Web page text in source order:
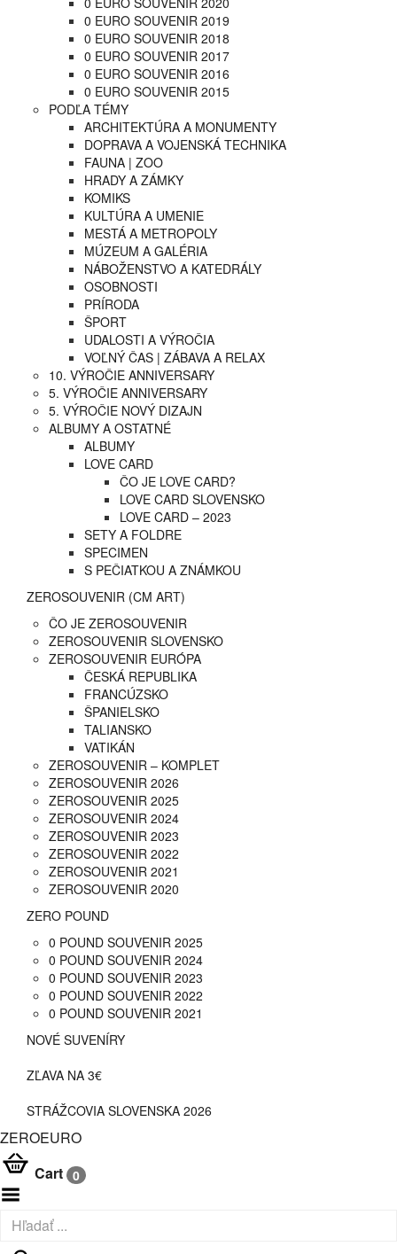
0 EURO SOUVENIR 2019
0 EURO SOUVENIR 2018
0 EURO SOUVENIR 2017
0 EURO SOUVENIR 2016
0 EURO SOUVENIR 2015
PODĽA TÉMY
ARCHITEKTÚRA A MONUMENTY
DOPRAVA A VOJENSKÁ TECHNIKA
FAUNA | ZOO
HRADY A ZÁMKY
KOMIKS
KULTÚRA A UMENIE
MESTÁ A METROPOLY
MÚZEUM A GALÉRIA
NÁBOŽENSTVO A KATEDRÁLY
OSOBNOSTI
PRÍRODA
ŠPORT
UDALOSTI A VÝROČIA
VOĽNÝ ČAS | ZÁBAVA A RELAX
10. VÝROČIE ANNIVERSARY
5. VÝROČIE ANNIVERSARY
5. VÝROČIE NOVÝ DIZAJN
ALBUMY A OSTATNÉ
ALBUMY
LOVE CARD
ČO JE LOVE CARD?
LOVE CARD SLOVENSKO
LOVE CARD – 2023
SETY A FOLDRE
SPECIMEN
S PEČIATKOU A ZNÁMKOU
ZEROSOUVENIR (CM ART)
ČO JE ZEROSOUVENIR
ZEROSOUVENIR SLOVENSKO
ZEROSOUVENIR EURÓPA
ČESKÁ REPUBLIKA
FRANCÚZSKO
ŠPANIELSKO
TALIANSKO
VATIKÁN
ZEROSOUVENIR – KOMPLET
ZEROSOUVENIR 2026
ZEROSOUVENIR 2025
ZEROSOUVENIR 2024
ZEROSOUVENIR 2023
ZEROSOUVENIR 2022
ZEROSOUVENIR 2021
ZEROSOUVENIR 2020
ZERO POUND
0 POUND SOUVENIR 2025
0 POUND SOUVENIR 2024
0 POUND SOUVENIR 2023
0 POUND SOUVENIR 2022
0 POUND SOUVENIR 2021
NOVÉ SUVENÍRY
ZĽAVA NA 3€
STRÁŽCOVIA SLOVENSKA 2026
ZEROEURO
Cart 0